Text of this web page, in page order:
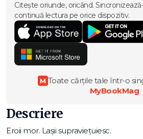
Citește oriunde, oricând.
continuă lectura pe orice dispozitiv.
M Toate cărțile tale într-o
MyBookMag
Descriere
Eroii mor. Lașii supraviețuiesc.